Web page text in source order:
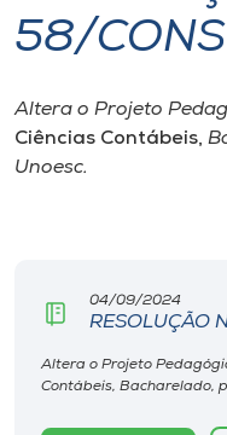
I.nova
Diplomados
58/
Altera o Projeto
Ciências Contábeis,
Unoesc.
04/09/2024
RESOLUÇÃO
Altera o Projeto
Contábeis, Bacharelado,